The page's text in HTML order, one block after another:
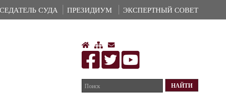
СУДА ПРЕЗИДИУМ ЭКСПЕРТНЫЙ СОВЕТ